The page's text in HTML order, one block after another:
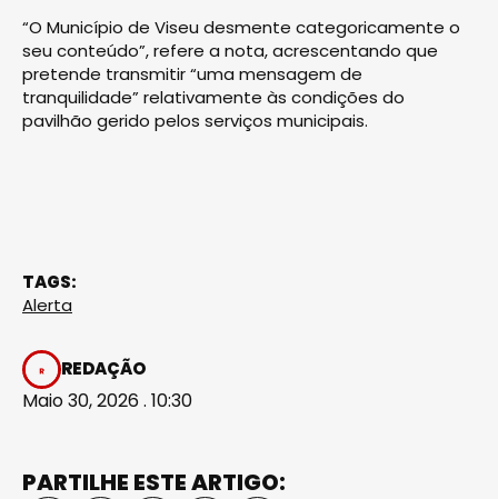
“O Município de Viseu desmente categoricamente o
seu conteúdo”, refere a nota, acrescentando que
pretende transmitir “uma mensagem de
tranquilidade” relativamente às condições do
pavilhão gerido pelos serviços municipais.
TAGS:
Alerta
REDAÇÃO
Maio 30, 2026 . 10:30
PARTILHE ESTE ARTIGO: